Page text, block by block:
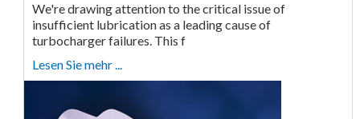
We're drawing attention to the critical issue of
insufficient lubrication as a leading cause of
turbocharger failures. This f
Lesen Sie mehr ...